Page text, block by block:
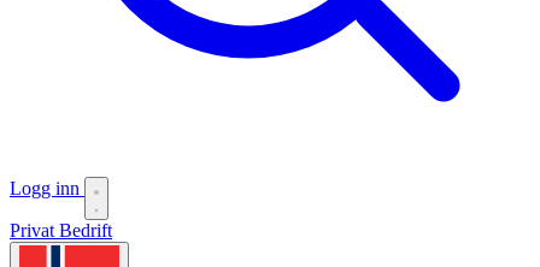
Logg inn
Privat Bedrift